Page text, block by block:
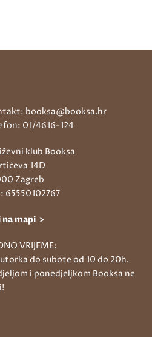
booksa@booksa.hr
01/4616-124
klub Booksa
14D
Zagreb
65550102767
na mapi >
VRIJEME:
do subote od 10 do 20h.
i ponedjeljkom Booksa ne